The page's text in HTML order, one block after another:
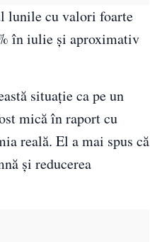
lunile cu valori foarte
în iulie și aproximativ
situație ca pe un
mică în raport cu
reală. El a mai spus că
și reducerea